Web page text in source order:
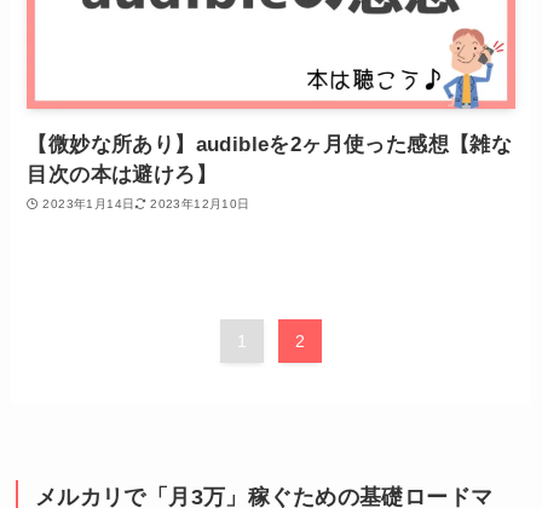
【微妙な所あり】audibleを2ヶ月使った感想【雑な
目次の本は避けろ】
2023年1月14日 2023年12月10日
1 2
メルカリで「月3万」稼ぐための基礎ロードマ